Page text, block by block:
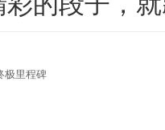
极里程碑